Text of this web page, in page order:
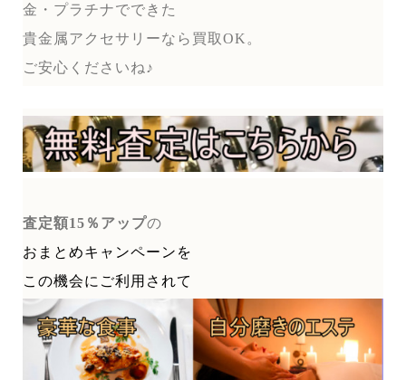
金・プラチナでできた
貴金属アクセサリーなら買取OK。
ご安心くださいね♪
査定額15％アップの
おまとめキャンペーンを
この機会にご利用されて